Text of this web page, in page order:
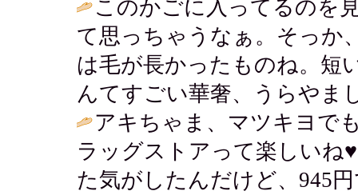
このかごに入ってるのを
て思っちゃうなぁ。そっか
は毛が長かったものね。短
んてすごい華奢、うらやま
アキちゃま、マツキヨで
ラッグストアって楽しいね
た気がしたんだけど、945